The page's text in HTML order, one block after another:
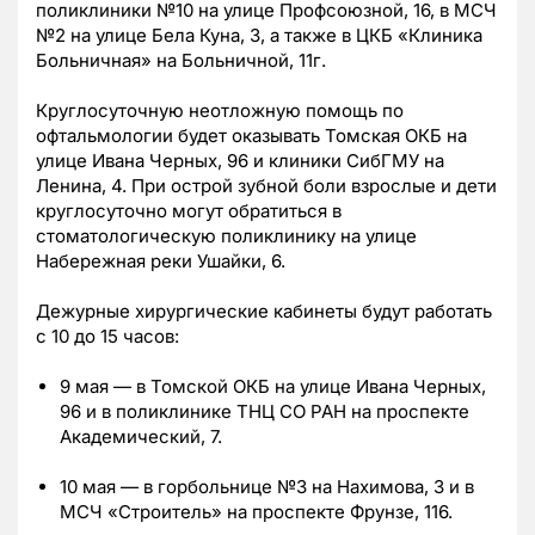
поликлиники №10 на улице Профсоюзной, 16, в МСЧ
№2 на улице Бела Куна, 3, а также в ЦКБ «Клиника
Больничная» на Больничной, 11г.
Круглосуточную неотложную помощь по
офтальмологии будет оказывать Томская ОКБ на
улице Ивана Черных, 96 и клиники СибГМУ на
Ленина, 4. При острой зубной боли взрослые и дети
круглосуточно могут обратиться в
стоматологическую поликлинику на улице
Набережная реки Ушайки, 6.
Дежурные хирургические кабинеты будут работать
с 10 до 15 часов:
9 мая — в Томской ОКБ на улице Ивана Черных,
96 и в поликлинике ТНЦ СО РАН на проспекте
Академический, 7.
10 мая — в горбольнице №3 на Нахимова, 3 и в
МСЧ «Строитель» на проспекте Фрунзе, 116.